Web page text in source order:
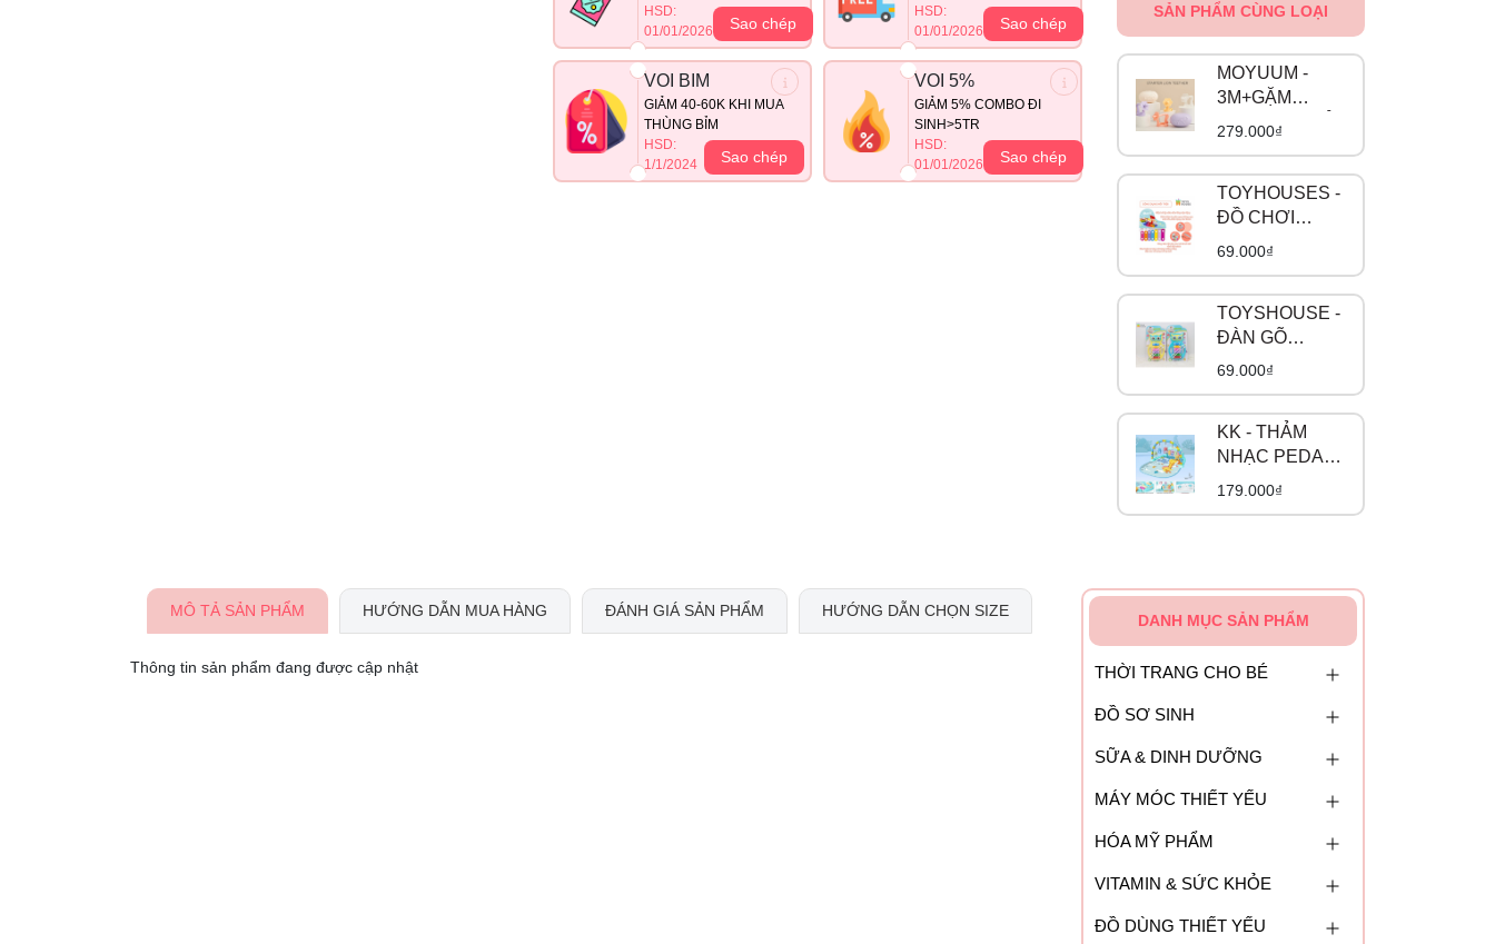
HSD:
01/01/2026
Sao chép
HSD:
01/01/2026
Sao chép
VOI BIM
GIẢM 40-60K KHI MUA
THÙNG BỈM
HSD:
1/1/2024
Sao chép
VOI 5%
GIẢM 5% COMBO ĐI
SINH>5TR
HSD:
01/01/2026
Sao chép
SẢN PHẨM CÙNG LOẠI
MOYUUM -
3M+GẶM
NƯỚU SƯ TỬ
TEETHER
279.000₫
TOYHOUSES -
ĐỒ CHƠI
NHẠC CỤ 4
69.000₫
TOYSHOUSE -
ĐÀN GÕ
XYLOPHONE
C601
69.000₫
KK - THẢM
NHẠC PEDAL
PIANO
179.000₫
MÔ TẢ SẢN PHẨM HƯỚNG DẪN MUA HÀNG ĐÁNH GIÁ SẢN PHẨM HƯỚNG DẪN CHỌN SIZE
Thông tin sản phẩm đang được cập nhật
DANH MỤC SẢN PHẨM
THỜI TRANG CHO BÉ
ĐỒ SƠ SINH
SỮA & DINH DƯỠNG
MÁY MÓC THIẾT YẾU
HÓA MỸ PHẨM
VITAMIN & SỨC KHỎE
ĐỒ DÙNG THIẾT YẾU